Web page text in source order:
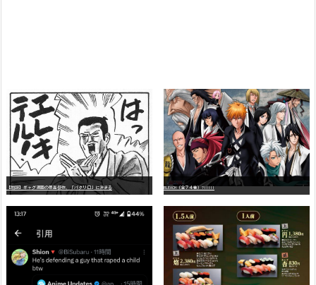
【朗報】ギャグ漫画の最高傑作、「パタリロ」に決まる BLEACH（全７４巻）?!!!!!